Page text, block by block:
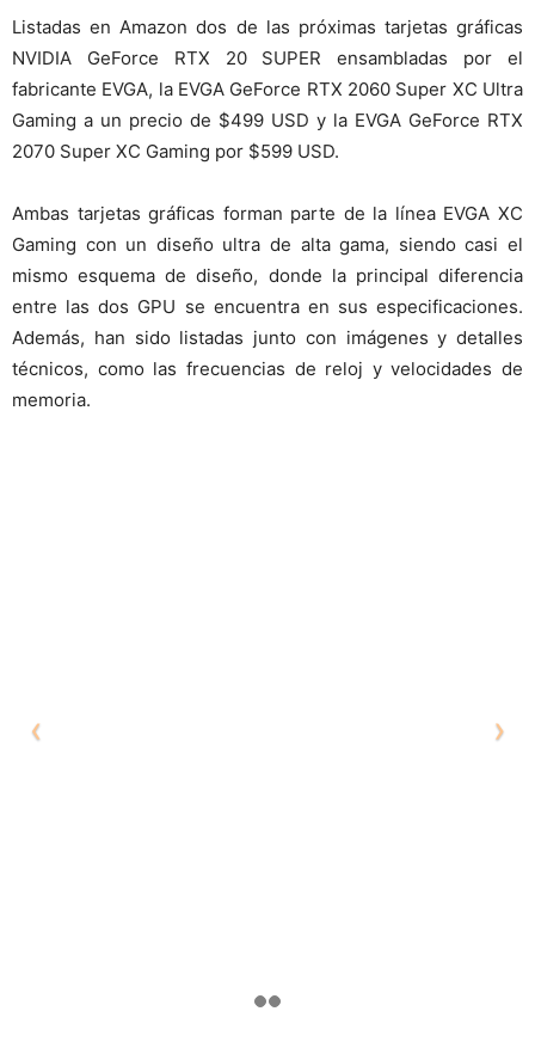
Listadas en Amazon dos de las próximas tarjetas gráficas
NVIDIA GeForce RTX 20 SUPER ensambladas por el
fabricante EVGA, la EVGA GeForce RTX 2060 Super XC Ultra
Gaming a un precio de $499 USD y la EVGA GeForce RTX
2070 Super XC Gaming por $599 USD.
Ambas tarjetas gráficas forman parte de la línea EVGA XC
Gaming con un diseño ultra de alta gama, siendo casi el
mismo esquema de diseño, donde la principal diferencia
entre las dos GPU se encuentra en sus especificaciones.
Además, han sido listadas junto con imágenes y detalles
técnicos, como las frecuencias de reloj y velocidades de
memoria.